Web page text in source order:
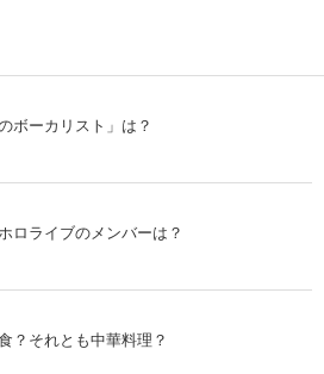
ボーカリスト」は？
ロライブのメンバーは？
？それとも中華料理？